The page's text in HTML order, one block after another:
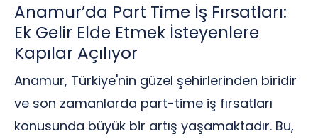
Anamur’da Part Time İş Fırsatları:
Ek Gelir Elde Etmek İsteyenlere
Kapılar Açılıyor
Anamur, Türkiye'nin güzel şehirlerinden biridir
ve son zamanlarda part-time iş fırsatları
konusunda büyük bir artış yaşamaktadır. Bu,